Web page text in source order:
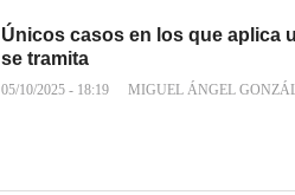
Únicos casos en los que aplica
se tramita
05/10/2025 - 18:19 MIGUEL ÁNGEL